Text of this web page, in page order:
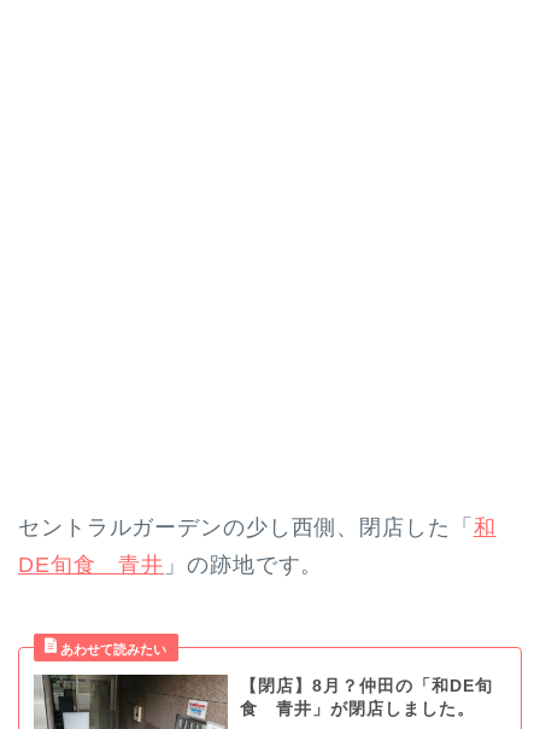
セントラルガーデンの少し西側、閉店した「 和
DE旬食 青井 」の跡地です。
【閉店】8月？仲田の「和DE旬
食 青井」が閉店しました。